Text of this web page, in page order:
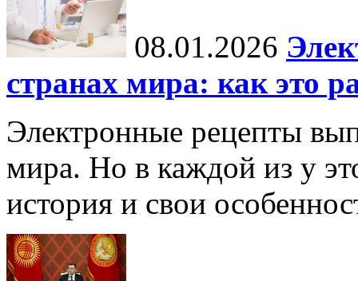
08.01.2026
странах мира: как это
Электронные рецепты
мира. Но в каждой из у
история и свои